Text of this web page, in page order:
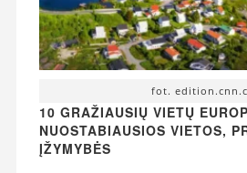
fot.
10 GRAŽIAUSIŲ VIETŲ
NUOSTABIAUSIOS VIETOS,
ĮŽYMYBĖS